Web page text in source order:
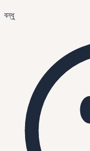
বন্ধু